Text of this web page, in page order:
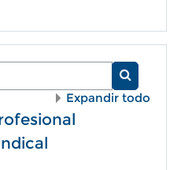
Buscar
Expandir todo